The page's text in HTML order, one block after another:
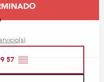
animales
57 ▒▒